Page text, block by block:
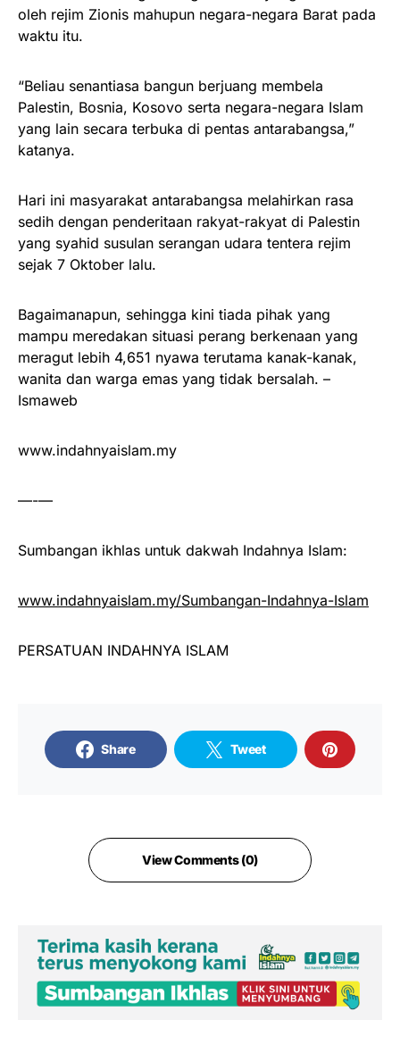
oleh rejim Zionis mahupun negara-negara Barat pada
waktu itu.
“Beliau senantiasa bangun berjuang membela
Palestin, Bosnia, Kosovo serta negara-negara Islam
yang lain secara terbuka di pentas antarabangsa,”
katanya.
Hari ini masyarakat antarabangsa melahirkan rasa
sedih dengan penderitaan rakyat-rakyat di Palestin
yang syahid susulan serangan udara tentera rejim
sejak 7 Oktober lalu.
Bagaimanapun, sehingga kini tiada pihak yang
mampu meredakan situasi perang berkenaan yang
meragut lebih 4,651 nyawa terutama kanak-kanak,
wanita dan warga emas yang tidak bersalah. –
Ismaweb
www.indahnyaislam.my
—-—
Sumbangan ikhlas untuk dakwah Indahnya Islam:
www.indahnyaislam.my/Sumbangan-Indahnya-Islam
PERSATUAN INDAHNYA ISLAM
Share Tweet
View Comments (0)